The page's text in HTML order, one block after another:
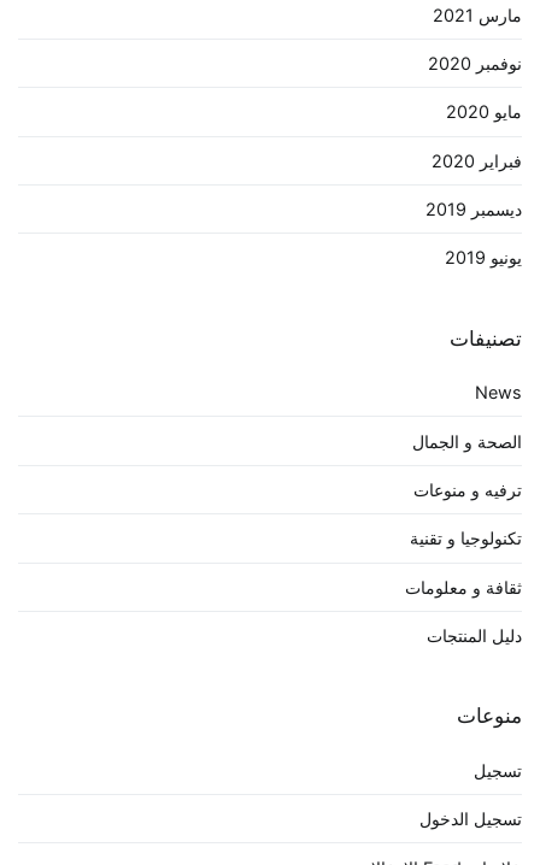
مارس 2021
نوفمبر 2020
مايو 2020
فبراير 2020
ديسمبر 2019
يونيو 2019
تصنيفات
News
الصحة و الجمال
ترفيه و منوعات
تكنولوجيا و تقنية
ثقافة و معلومات
دليل المنتجات
منوعات
تسجيل
تسجيل الدخول